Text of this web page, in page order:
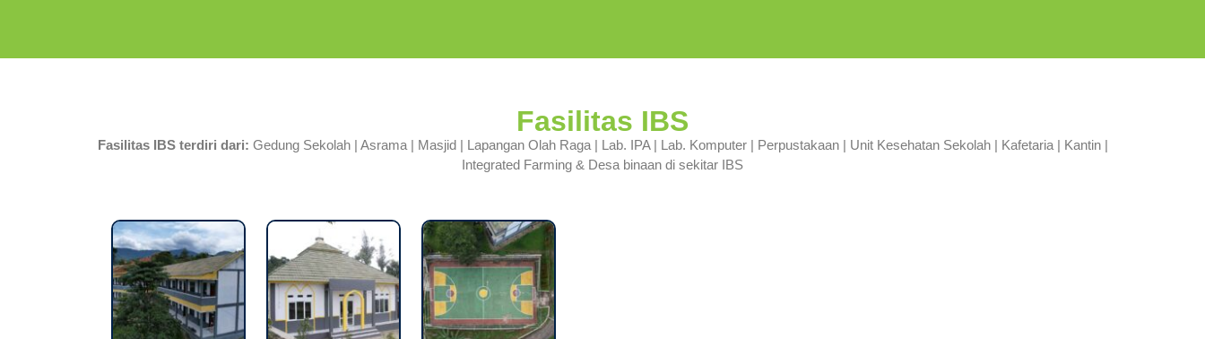
Fasilitas IBS
Fasilitas IBS terdiri dari: Gedung Sekolah | Asrama | Masjid | Lapangan Olah Raga | Lab. IPA | Lab. Komputer | Perpustakaan | Unit Kesehatan Sekolah | Kafetaria | Kantin |
Integrated Farming & Desa binaan di sekitar IBS